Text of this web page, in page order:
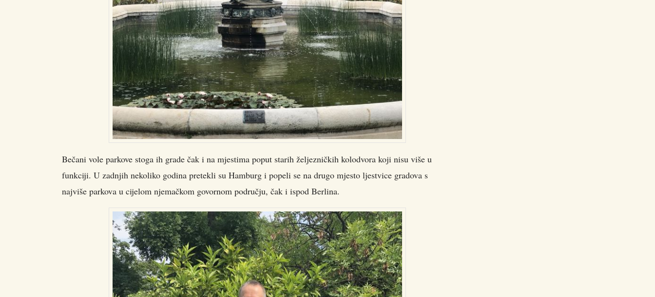
Bečani vole parkove stoga ih grade čak i na mjestima poput starih željezničkih kolodvora koji nisu više u
funkciji. U zadnjih nekoliko godina pretekli su Hamburg i popeli se na drugo mjesto ljestvice gradova s
najviše parkova u cijelom njemačkom govornom području, čak i ispod Berlina.